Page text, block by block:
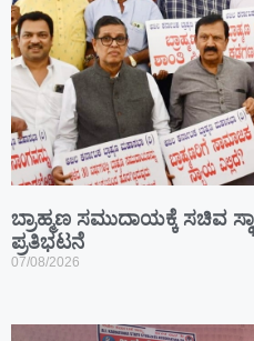
ಬ್ರಾಹ್ಮಣ ಸಮುದಾಯಕ್ಕೆ ಸಚಿವ
ಪ್ರತಿಭಟನೆ
07/08/2026